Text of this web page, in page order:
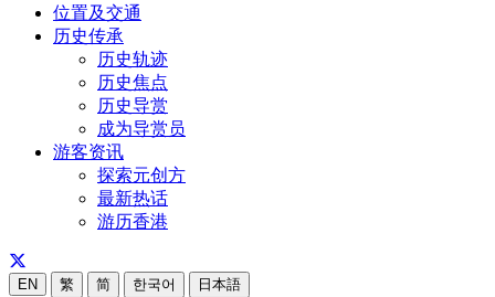
位置及交通
历史传承
历史轨迹
历史焦点
历史导赏
成为导赏员
游客资讯
探索元创方
最新热话
游历香港
EN 繁 简 한국어 日本語